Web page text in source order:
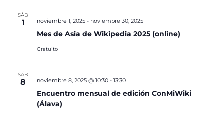
SÁB
1
Mes de Asia de Wikipedia 2025 (online)
noviembre 1, 2025- noviembre 30, 2025
Gratuito
SÁB
8
Encuentro mensual de edición ConMiWiki
(Álava)
noviembre 8, 2025 @ 10:30- 13:30